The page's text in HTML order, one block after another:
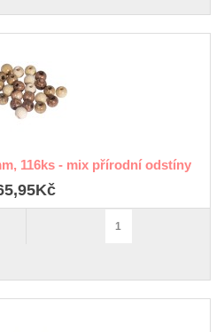
116ks - mix přírodní odstíny